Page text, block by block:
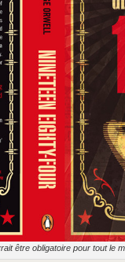
être obligatoire pour tout le